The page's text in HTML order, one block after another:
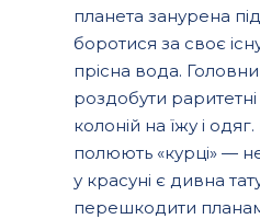
планета занурена
боротися за своє
прісна вода.
роздобути
колоній на їжу і
полюють «курці» —
у красуні є дивна
перешкодити планам